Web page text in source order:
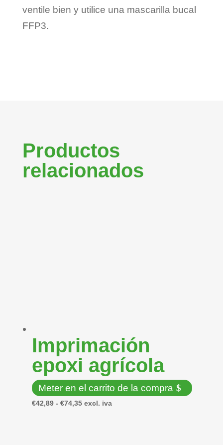
ventile bien y utilice una mascarilla bucal
FFP3.
Productos
relacionados
Imprimación
epoxi agrícola
Meter en el carrito de la compra
Este
€42,89 - €74,35Rango
excl. iva